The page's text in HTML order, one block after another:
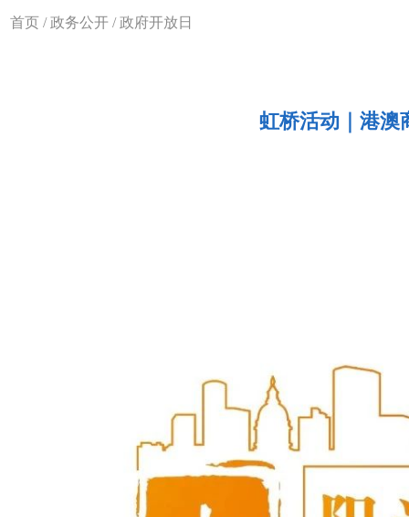
首页 /政务公开 /政府开放日
虹桥活动｜港澳